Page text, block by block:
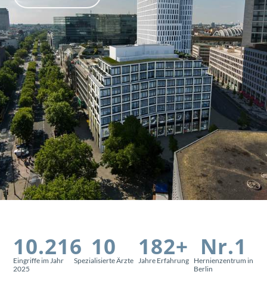
Eingriffe im Jahr
2025
10.216
Spezialisierte Ärzte
10
Jahre Erfahrung
182+
Hernienzentrum in
Berlin
Nr.1